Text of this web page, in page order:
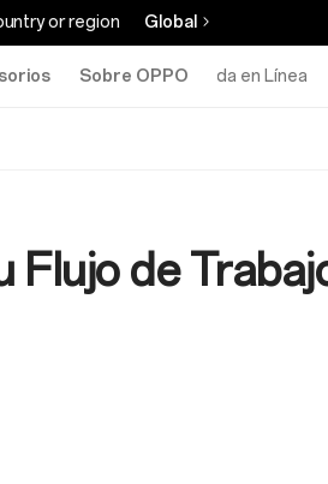
or region Global
Sobre OPPOTienda en Línea
Flujo de